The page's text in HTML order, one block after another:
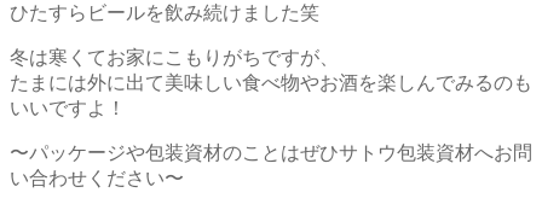
ひたすらビールを飲み続けました笑
冬は寒くてお家にこもりがちですが、
たまには外に出て美味しい食べ物やお酒を楽しんでみるのも
いいですよ！
〜パッケージや包装資材のことはぜひサトウ包装資材へお問
い合わせください〜